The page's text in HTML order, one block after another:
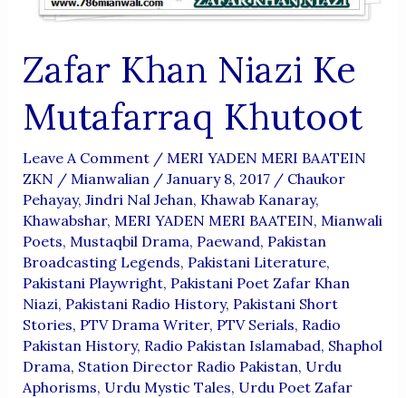
Zafar Khan Niazi Ke
Mutafarraq Khutoot
Leave A Comment / MERI YADEN MERI BAATEIN
ZKN / Mianwalian / January 8, 2017 / Chaukor
Pehayay, Jindri Nal Jehan, Khawab Kanaray,
Khawabshar, MERI YADEN MERI BAATEIN, Mianwali
Poets, Mustaqbil Drama, Paewand, Pakistan
Broadcasting Legends, Pakistani Literature,
Pakistani Playwright, Pakistani Poet Zafar Khan
Niazi, Pakistani Radio History, Pakistani Short
Stories, PTV Drama Writer, PTV Serials, Radio
Pakistan History, Radio Pakistan Islamabad, Shaphol
Drama, Station Director Radio Pakistan, Urdu
Aphorisms, Urdu Mystic Tales, Urdu Poet Zafar